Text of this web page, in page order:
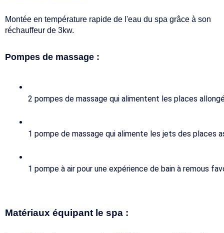
Montée en température rapide de l'eau du spa grâce à son
réchauffeur de 3kw.
Pompes de massage :
2 pompes de massage qui alimentent les places
1 pompe de massage qui alimente les jets des places
1 pompe à air pour une expérience de bain à remous
Matériaux équipant le spa :